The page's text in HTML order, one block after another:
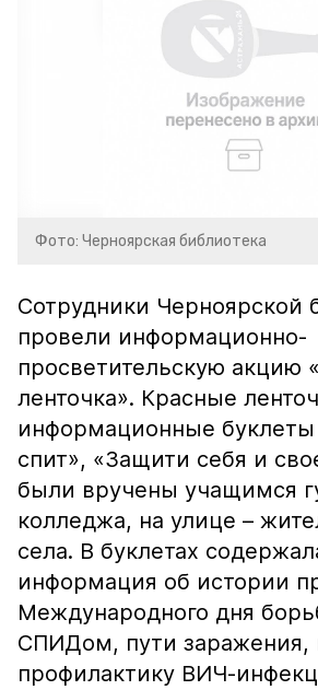
Фото: Черноярская библиотека
Сотрудники Черноярской
провели информационно-
просветительскую акцию
ленточка». Красные
информационные
спит», «Защити себя и
были вручены учащимся
колледжа, на улице –
села. В буклетах
информация об истории
Международного дня
СПИДом, пути заражения,
профилактику ВИЧ-